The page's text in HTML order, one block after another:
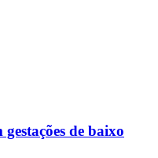
gestações de baixo